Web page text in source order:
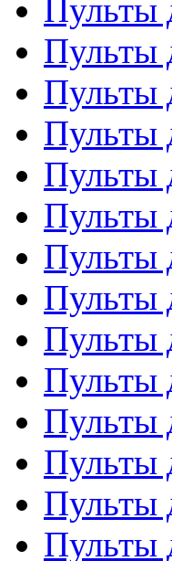
Пульты
Пульты
Пульты
Пульты
Пульты
Пульты
Пульты
Пульты
Пульты
Пульты
Пульты
Пульты
Пульты
Пульты